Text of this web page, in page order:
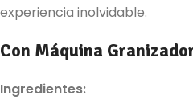
experiencia inolvidable.
Con Máquina
Ingredientes: